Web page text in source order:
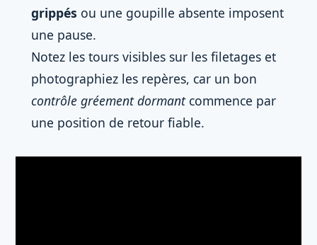
grippés ou une goupille absente imposent
une pause.
Notez les tours visibles sur les filetages et
photographiez les repères, car un bon
contrôle gréement dormantcommence par
une position de retour fiable.